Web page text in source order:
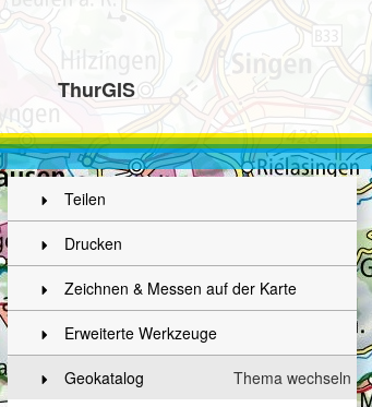
ThurGIS
Teilen
Drucken
Zeichnen & Messen auf der Karte
Erweiterte Werkzeuge
Thema wechseln
Geokatalog